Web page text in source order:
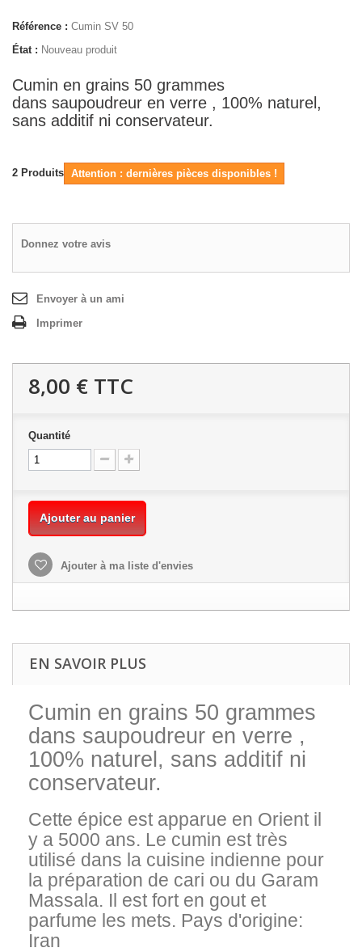
Référence : Cumin SV 50
État : Nouveau produit
Cumin en grains 50 grammes
dans saupoudreur en verre , 100% naturel,
sans additif ni conservateur.
2 Produits Attention : dernières pièces disponibles !
Donnez votre avis
Envoyer à un ami
Imprimer
8,00 € TTC
Quantité
Ajouter au panier
Ajouter à ma liste d'envies
EN SAVOIR PLUS
Cumin en grains 50 grammes
dans saupoudreur en verre ,
100% naturel, sans additif ni
conservateur.
Cette épice est apparue en Orient il
y a 5000 ans. Le cumin est très
utilisé dans la cuisine indienne pour
la préparation de cari ou du Garam
Massala. Il est fort en gout et
parfume les mets. Pays d'origine:
Iran